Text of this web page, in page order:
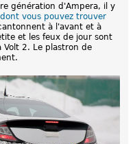
génération d'Ampera, il y
dont vous pouvez trouver
à l'avant et à
et les feux de jour sont
Volt 2. Le plastron de